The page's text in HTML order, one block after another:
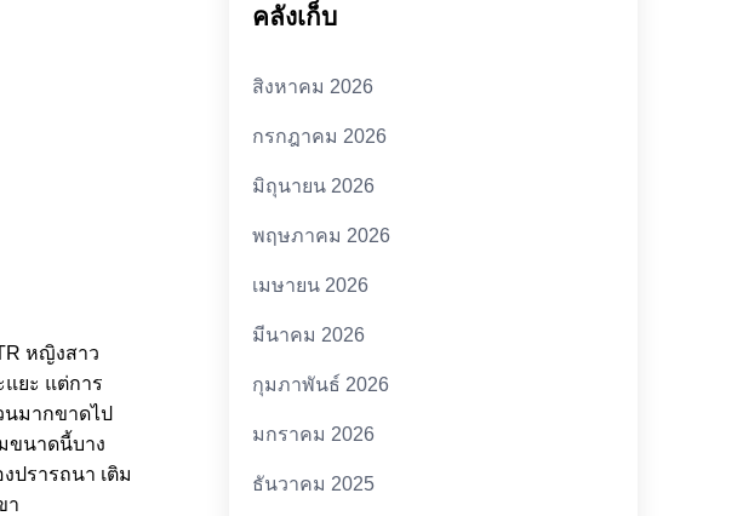
หญิงสาว
ยะ แต่การ
มากขาดไป
ขนาดนี้บาง
ปรารถนา เติม
า
คลังเก็บ
สิงหาคม 2026
กรกฎาคม 2026
มิถุนายน 2026
พฤษภาคม 2026
เมษายน 2026
มีนาคม 2026
กุมภาพันธ์ 2026
มกราคม 2026
ธันวาคม 2025